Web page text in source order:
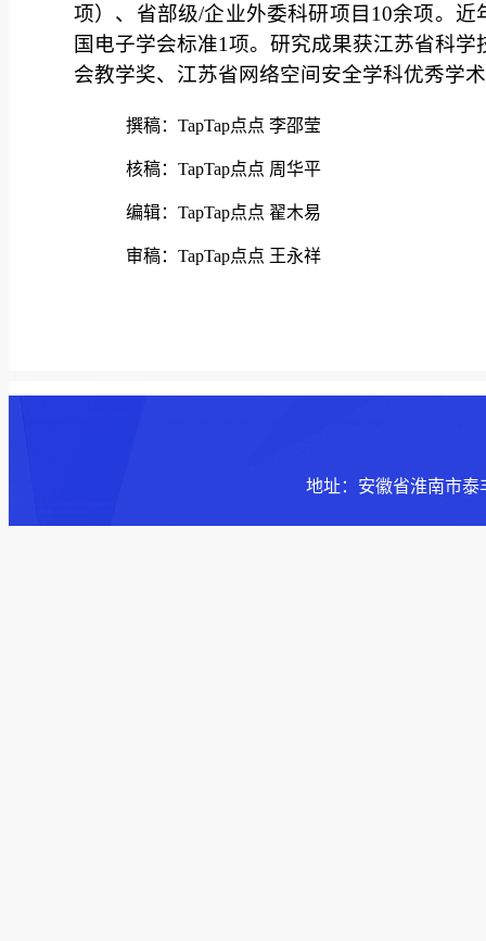
项）、省部级/企业外委科研项目10余项。
国电子学会标准1项。研究成果获江苏省科
会教学奖、江苏省网络空间安全学科优秀学
撰稿：TapTap点点 李邵莹
核稿：TapTap点点 周华平
编辑：TapTap点点 翟木易
审稿：TapTap点点 王永祥
地址：安徽省淮南市泰